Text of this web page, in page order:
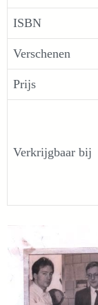
ISBN
Verschenen
Prijs
Verkrijgbaar bij